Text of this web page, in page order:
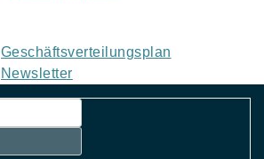
Geschäftsverteilungsplan
Newsletter